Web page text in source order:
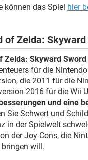
können das Spiel hier
of Zelda: Skyward
Zelda: Skyward Sword
für die
die 2011 für die
2016 für die Wii
und eine
Sie Schwert und
in der Spielwelt
der Joy-Cons, die
will.